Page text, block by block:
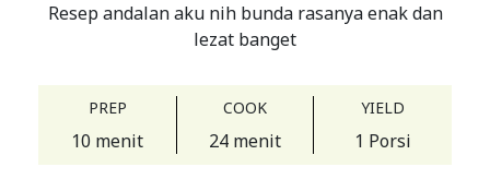
Resep andalan aku nih bunda rasanya enak dan
lezat banget
PREP
10 menit
COOK
24 menit
YIELD
1 Porsi